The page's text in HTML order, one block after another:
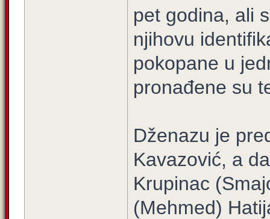
pet godina, ali
njihovu
pokopane u
pronađene su
Dženazu je
Kavazović, a
Krupinac
(Mehmed)